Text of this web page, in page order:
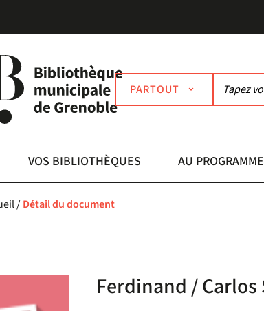
PARTOUT
VOS BIBLIOTHÈQUES AU PROGRAMME
/Détail du document
Ferdinand / Carlos